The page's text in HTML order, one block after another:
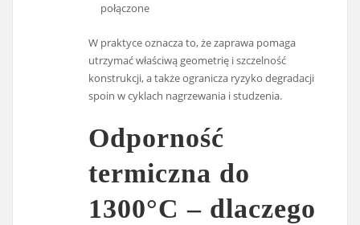
połączone
W praktyce oznacza to, że zaprawa pomaga
utrzymać właściwą geometrię i szczelność
konstrukcji, a także ogranicza ryzyko degradacji
spoin w cyklach nagrzewania i studzenia.
Odporność
termiczna do
1300°C – dlaczego